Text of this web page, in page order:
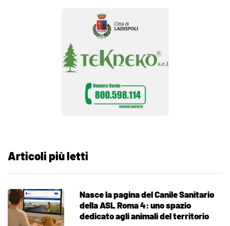
Articoli più letti
Nasce la pagina del Canile Sanitario
della ASL Roma 4: uno spazio
dedicato agli animali del territorio